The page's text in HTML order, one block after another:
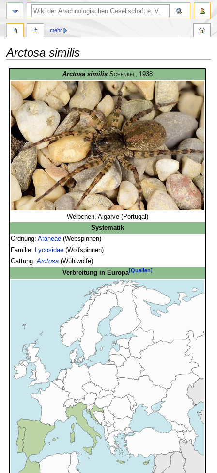
Arctosa similis
Navigation
springen
Suche
springen
Arctosa similis Schenkel , 1938
Weibchen, Algarve (Portugal)
Systematik
Ordnung:Araneae (Webspinnen)
Familie:
Lycosidae (Wolfspinnen)
Gattung:Arctosa (Wühlwölfe)
Verbreitung in Europa[Quellen]
mehr